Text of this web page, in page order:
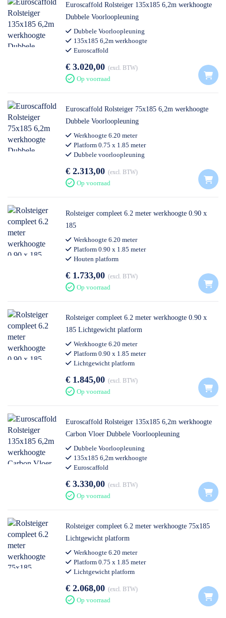
Euroscaffold Rolsteiger 135x185 6,2m werkhoogte
Dubbele Voorloopleuning
Dubbele Voorloopleuning
135x185 6,2m werkhoogte
Euroscaffold
€ 3.020,00 excl. BTW
Op voorraad
Euroscaffold Rolsteiger 75x185 6,2m werkhoogte
Dubbele Voorloopleuning
Werkhoogte 6.20 meter
Platform 0.75 x 1.85 meter
Dubbele voorloopleuning
€ 2.313,00 excl. BTW
Op voorraad
Rolsteiger compleet 6.2 meter werkhoogte 0.90 x
185
Werkhoogte 6.20 meter
Platform 0.90 x 1.85 meter
Houten platform
€ 1.733,00 excl. BTW
Op voorraad
Rolsteiger compleet 6.2 meter werkhoogte 0.90 x
185 Lichtgewicht platform
Werkhoogte 6.20 meter
Platform 0.90 x 1.85 meter
Lichtgewicht platform
€ 1.845,00 excl. BTW
Op voorraad
Euroscaffold Rolsteiger 135x185 6,2m werkhoogte
Carbon Vloer Dubbele Voorloopleuning
Dubbele Voorloopleuning
135x185 6,2m werkhoogte
Euroscaffold
€ 3.330,00 excl. BTW
Op voorraad
Rolsteiger compleet 6.2 meter werkhoogte 75x185
Lichtgewicht platform
Werkhoogte 6.20 meter
Platform 0.75 x 1.85 meter
Lichtgewicht platform
€ 2.068,00 excl. BTW
Op voorraad